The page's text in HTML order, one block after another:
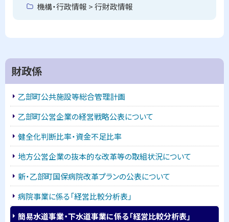
機構・行政情報 > 行財政情報
サ
イ
ド
・
メ
ニ
ュ
ー
財政係
乙部町公共施設等総合管理計画
乙部町公営企業の経営戦略公表について
健全化判断比率・資金不足比率
地方公営企業の抜本的な改革等の取組状況について
新・乙部町国保病院改革プランの公表について
病院事業に係る「経営比較分析表」
簡易水道事業・下水道事業に係る「経営比較分析表」